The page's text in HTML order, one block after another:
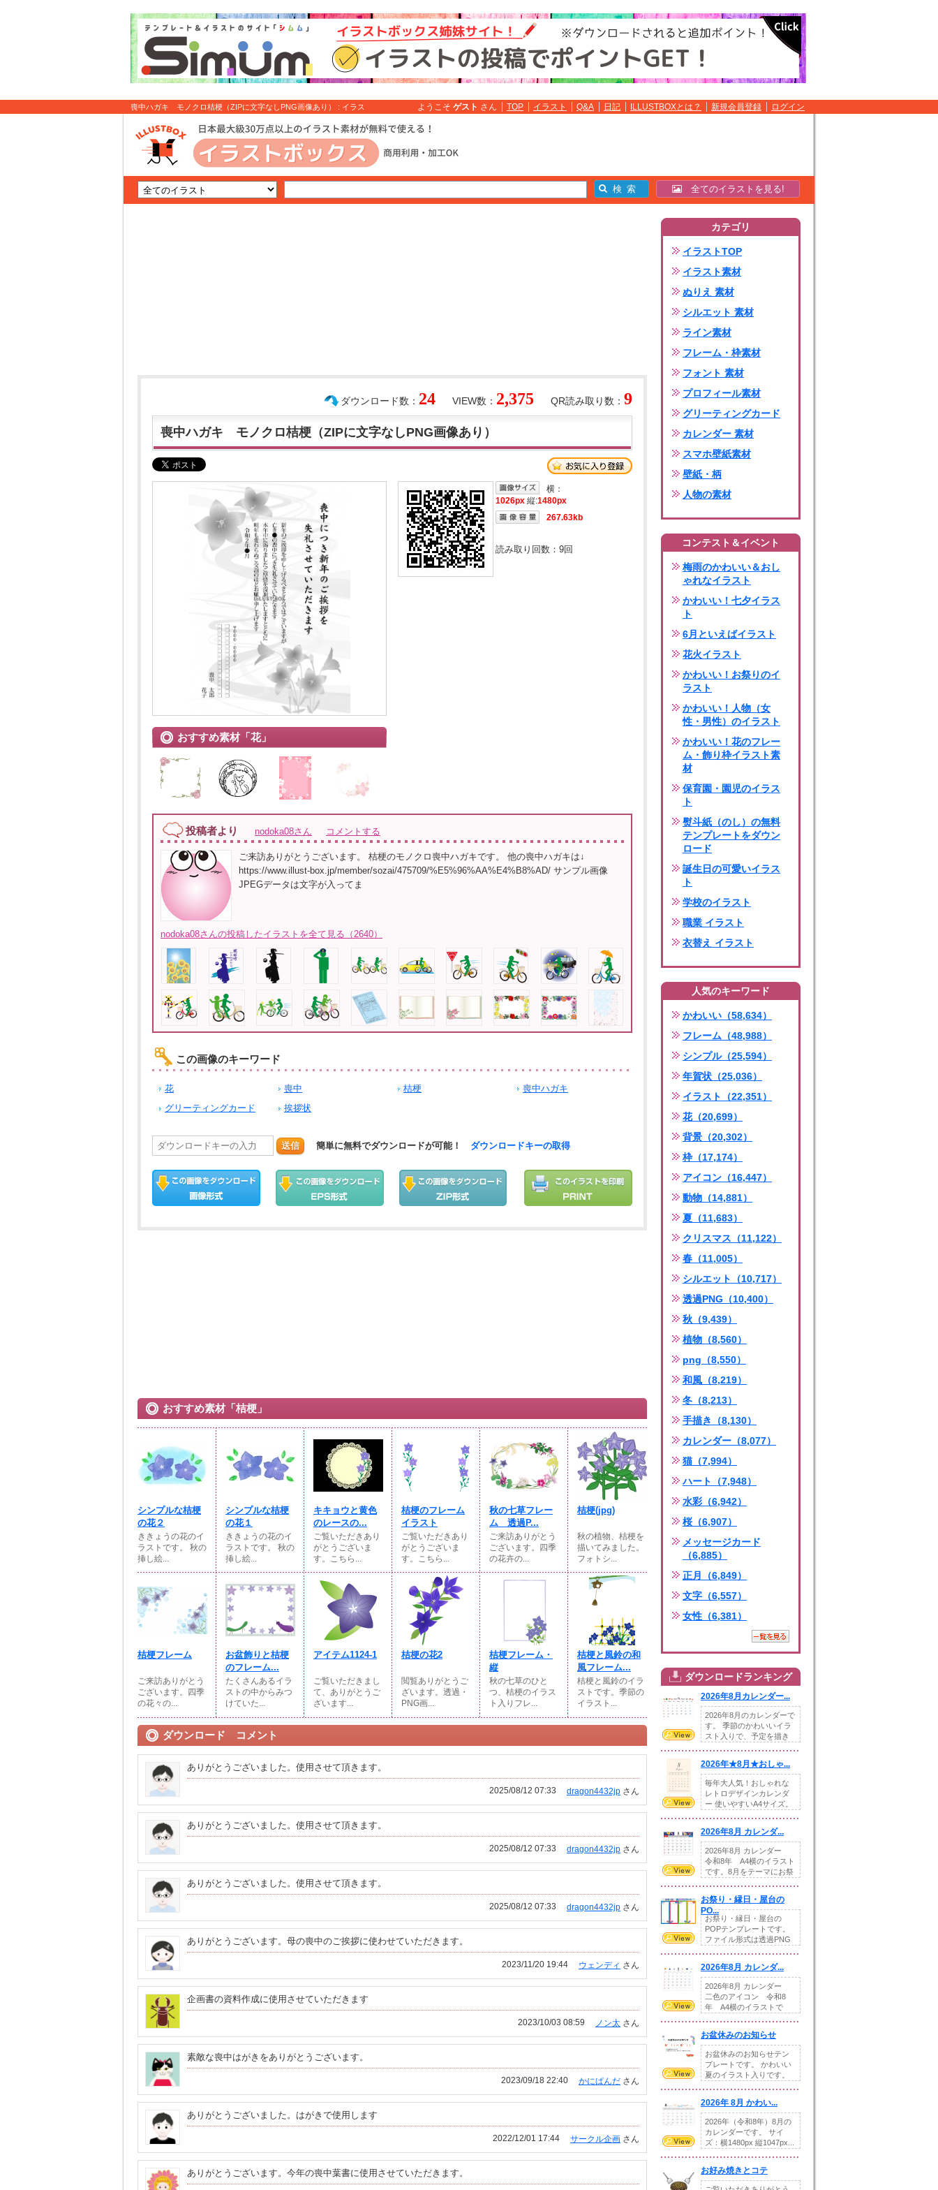
喪中ハガキ モノクロ桔梗（ZIPに文字なしPNG画像あり） : イラス
ようこそ ゲスト さん TOP イラスト Q&A 日記 ILLUSTBOXとは？ 新規会員登録 ログイン
全てのイラストを見る!
QR読み取り数： 9
VIEW数： 2,375
ダウンロード数： 24
喪中ハガキ モノクロ桔梗（ZIPに文字なしPNG画像あり）
おすすめ素材「花」
横：
1026px 縦:1480px
267.63kb
読み取り回数： 9回
投稿者より nodoka08さん コメントする
ご来訪ありがとうございます。 桔梗のモノクロ喪中ハガキです。 他の喪中ハガキは↓
https://www.illust-box.jp/member/sozai/475709/%E5%96%AA%E4%B8%AD/ サンプル画像
JPEGデータは文字が入ってま
nodoka08さんの投稿したイラストを全て見る（2640）
この画像のキーワード
花 喪中 桔梗
喪中ハガキ
グリーティングカード
挨拶状
送信 簡単に無料でダウンロードが可能！ ダウンロードキーの取得
おすすめ素材「桔梗」
シンプルな桔梗
の花２
ききょうの花のイ
ラストです。 秋の
挿し絵...
シンプルな桔梗
の花１
ききょうの花のイ
ラストです。 秋の
挿し絵...
キキョウと黄色
のレースの...
ご覧いただきあり
がとうございま
す。こちら...
桔梗のフレーム
イラスト
ご覧いただきあり
がとうございま
す。こちら...
秋の七草フレー
ム 透過P...
ご来訪ありがとう
ございます。四季
の花卉の...
桔梗(jpg)
秋の植物、桔梗を
描いてみました。
フォトシ...
桔梗フレーム
ご来訪ありがとう
ございます。四季
の花々の...
お盆飾りと桔梗
のフレーム...
たくさんあるイラ
ストの中からみつ
けていた...
アイテム1124-1
ご覧いただきまし
て、ありがとうご
ざいます...
桔梗の花2
閲覧ありがとうご
ざいます。透過・
PNG画...
桔梗フレーム・
縦
秋の七草のひと
つ、桔梗のイラス
ト入りフレ...
桔梗と風鈴の和
風フレーム...
桔梗と風鈴のイラ
ストです。季節の
イラスト...
ダウンロード コメント
ありがとうございました。使用させて頂きます。
dragon4432jp さん
2025/08/12 07:33
ありがとうございました。使用させて頂きます。
dragon4432jp さん
2025/08/12 07:33
ありがとうございました。使用させて頂きます。
dragon4432jp さん
2025/08/12 07:33
ありがとうございます。母の喪中のご挨拶に使わせていただきます。
ウェンディ さん
2023/11/20 19:44
企画書の資料作成に使用させていただきます
ノン太 さん
2023/10/03 08:59
素敵な喪中はがきをありがとうございます。
かにぱんだ さん
2023/09/18 22:40
ありがとうございました。はがきで使用します
サークル企画 さん
2022/12/01 17:44
ありがとうございます。今年の喪中葉書に使用させていただきます。
カテゴリ
イラストTOP
イラスト素材
ぬりえ 素材
シルエット 素材
ライン素材
フレーム・枠素材
フォント 素材
プロフィール素材
グリーティングカード
カレンダー 素材
スマホ壁紙素材
壁紙・柄
人物の素材
コンテスト＆イベント
梅雨のかわいい＆おし
ゃれなイラスト
かわいい！七夕イラス
ト
6月といえばイラスト
花火イラスト
かわいい！お祭りのイ
ラスト
かわいい！人物（女
性・男性）のイラスト
かわいい！花のフレー
ム・飾り枠イラスト素
材
保育園・園児のイラス
ト
熨斗紙（のし）の無料
テンプレートをダウン
ロード
誕生日の可愛いイラス
ト
学校のイラスト
職業 イラスト
衣替え イラスト
人気のキーワード
かわいい（58,634）
フレーム（48,988）
シンプル（25,594）
年賀状（25,036）
イラスト（22,351）
花（20,699）
背景（20,302）
枠（17,174）
アイコン（16,447）
動物（14,881）
夏（11,683）
クリスマス（11,122）
春（11,005）
シルエット（10,717）
透過PNG（10,400）
秋（9,439）
植物（8,560）
png（8,550）
和風（8,219）
冬（8,213）
手描き（8,130）
カレンダー（8,077）
猫（7,994）
ハート（7,948）
水彩（6,942）
桜（6,907）
メッセージカード
（6,885）
正月（6,849）
文字（6,557）
女性（6,381）
ダウンロードランキング
2026年8月カレンダー...
2026年8月のカレンダーで
す。 季節のかわいいイラ
スト入りで、予定を描き
2026年★8月★おしゃ...
毎年大人気！おしゃれな
レトロデザインカレンダ
ー 使いやすいA4サイズ。
2026年8月 カレンダ...
2026年8月 カレンダー
令和8年 A4横のイラスト
です。8月をテーマにお祭
お祭り・縁日・屋台の
PO...
お祭り・縁日・屋台の
POPテンプレートです。
ファイル形式は透過PNG
2026年8月 カレンダ...
2026年8月 カレンダー
二色のアイコン 令和8
年 A4横のイラストで
お盆休みのお知らせ
お盆休みのお知らせテン
プレートです。 かわいい
夏のイラスト入りです。
2026年 8月 かわい...
2026年（令和8年）8月の
カレンダーです。 サイ
ズ：横1480px 縦1047px...
お好み焼きとコテ